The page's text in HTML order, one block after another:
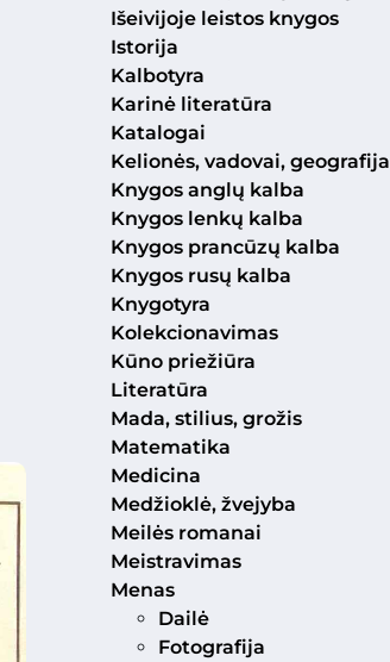
Išeivijoje leistos knygos
Istorija
Kalbotyra
Karinė literatūra
Katalogai
Kelionės, vadovai, geografija
Knygos anglų kalba
Knygos lenkų kalba
Knygos prancūzų kalba
Knygos rusų kalba
Knygotyra
Kolekcionavimas
Kūno priežiūra
Literatūra
Mada, stilius, grožis
Matematika
Medicina
Medžioklė, žvejyba
Meilės romanai
Meistravimas
Menas
Dailė
Fotografija